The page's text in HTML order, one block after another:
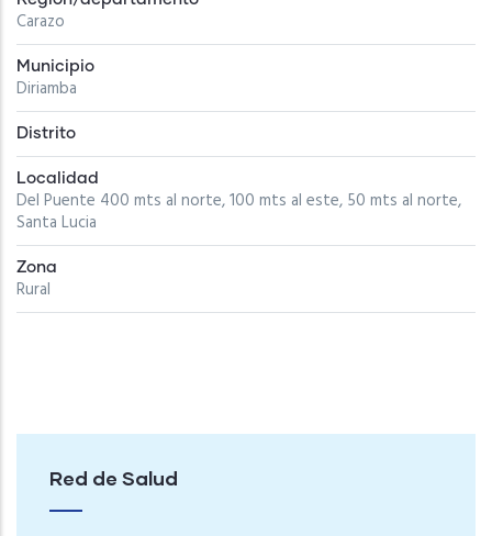
Carazo
Municipio
Diriamba
Distrito
Localidad
Del Puente 400 mts al norte, 100 mts al este, 50 mts al norte,
Santa Lucia
Zona
Rural
Red de Salud